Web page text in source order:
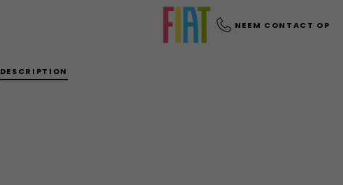
NEEM CONTACT OP
DESCRIPTION